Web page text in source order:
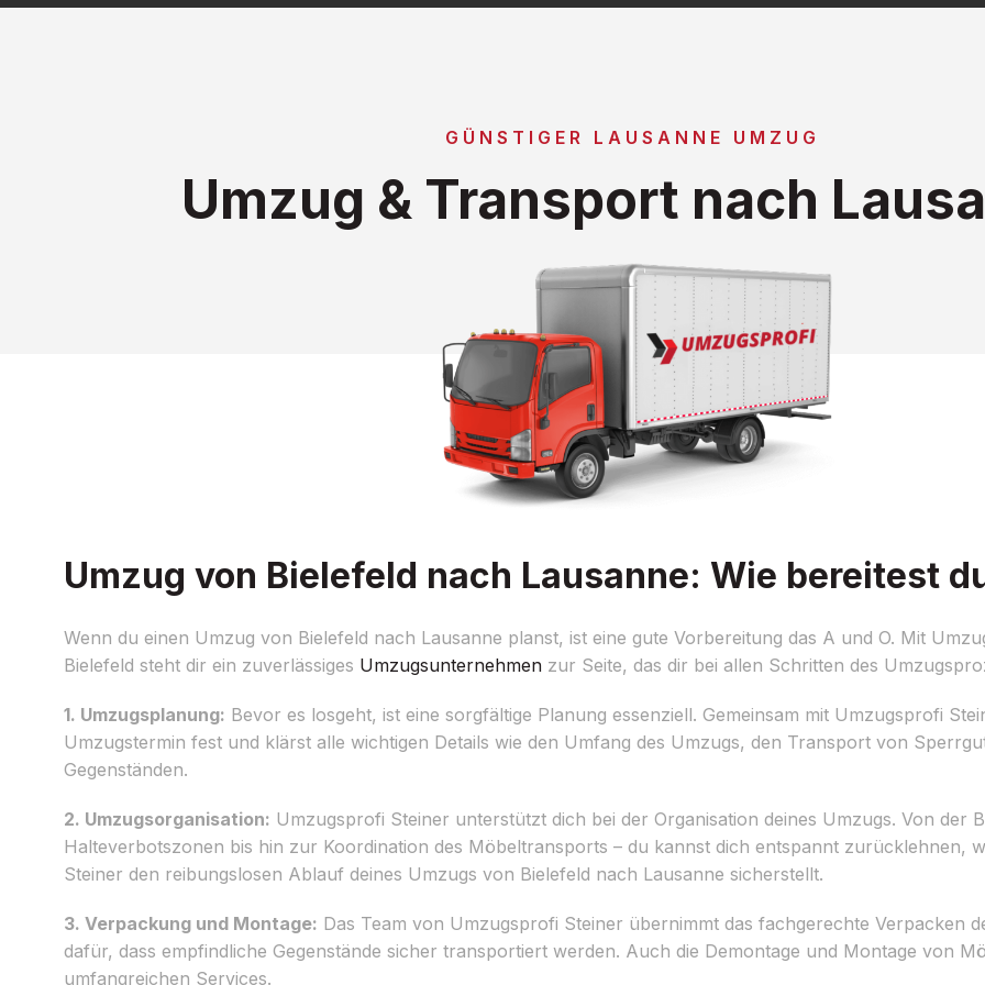
GÜNSTIGER LAUSANNE UMZUG
Umzug & Transport nach
Umzug von Bielefeld nach Lausanne: Wie bereitest
Wenn du einen Umzug von Bielefeld nach Lausanne planst, ist eine gute Vorbereitung das A und O. Mit
Bielefeld steht dir ein zuverlässiges Umzugsunternehmen zur Seite, das dir bei allen Schritten des
1. Umzugsplanung: Bevor es losgeht, ist eine sorgfältige Planung essenziell. Gemeinsam mit Umzugsprofi
Umzugstermin fest und klärst alle wichtigen Details wie den Umfang des Umzugs, den Transport von
Gegenständen.
2. Umzugsorganisation: Umzugsprofi Steiner unterstützt dich bei der Organisation deines Umzugs. Von der
Halteverbotszonen bis hin zur Koordination des Möbeltransports – du kannst dich entspannt zurücklehnen,
Steiner den reibungslosen Ablauf deines Umzugs von Bielefeld nach Lausanne sicherstellt.
3. Verpackung und Montage: Das Team von Umzugsprofi Steiner übernimmt das fachgerechte Verpacken
dafür, dass empfindliche Gegenstände sicher transportiert werden. Auch die Demontage und Montage von
umfangreichen Services.